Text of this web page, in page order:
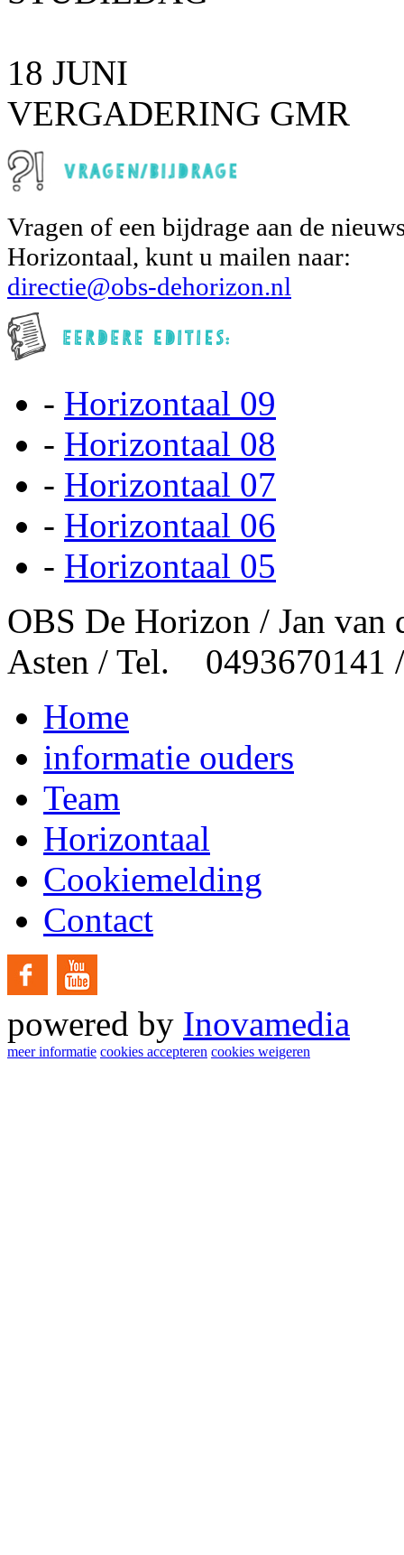
18 JUNI
VERGADERING GMR
Vragen of een bijdrage aan de
Horizontaal, kunt u mailen naar:
directie@obs-dehorizon.nl
- Horizontaal 09
- Horizontaal 08
- Horizontaal 07
- Horizontaal 06
- Horizontaal 05
OBS De Horizon / Jan van
Asten / Tel. 0493670141
Home
informatie ouders
Team
Horizontaal
Cookiemelding
Contact
powered by Inovamedia
meer informatie cookies accepteren cookies weigeren